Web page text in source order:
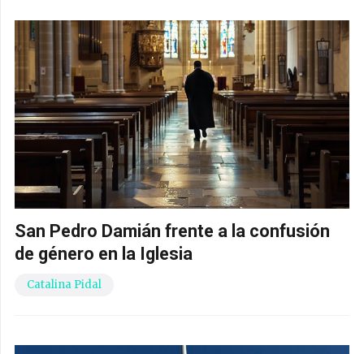
San Pedro Damián frente a la confusión
de género en la Iglesia
Catalina Pidal